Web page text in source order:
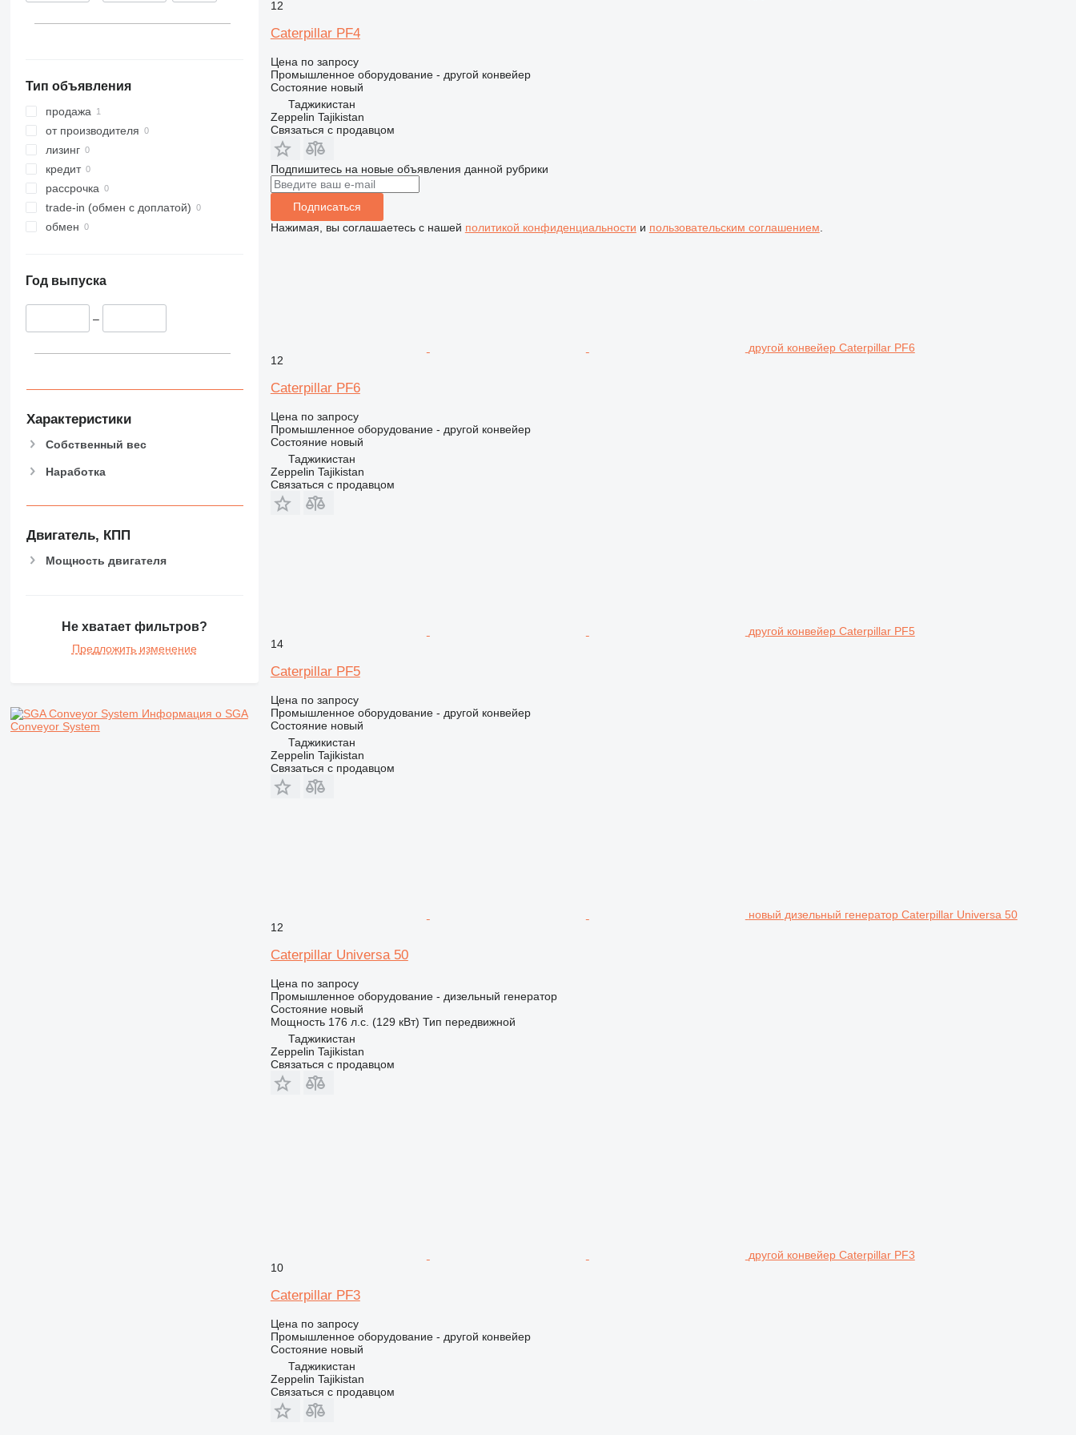
Тип объявления
продажа
от производителя
лизинг
кредит
рассрочка
trade-in (обмен с доплатой)
обмен
Год выпуска
–
Характеристики
Собственный вес
Наработка
Двигатель, КПП
Мощность двигателя
Не хватает фильтров?
Предложить изменение
Информация о SGA
Conveyor System
12
Caterpillar PF4
Цена по запросу
Промышленное оборудование - другой конвейер
Состояниеновый
Таджикистан
Zeppelin Tajikistan
Связаться с продавцом
Подпишитесь на новые объявления данной рубрики
Подписаться
Нажимая, вы соглашаетесь с нашей политикой конфиденциальности и пользовательским соглашением
другой конвейер Caterpillar PF6
12
Caterpillar PF6
Цена по запросу
Промышленное оборудование - другой конвейер
Состояниеновый
Таджикистан
Zeppelin Tajikistan
Связаться с продавцом
другой конвейер Caterpillar PF5
14
Caterpillar PF5
Цена по запросу
Промышленное оборудование - другой конвейер
Состояниеновый
Таджикистан
Zeppelin Tajikistan
Связаться с продавцом
новый дизельный генератор Caterpillar Universa 50
12
Caterpillar Universa 50
Цена по запросу
Промышленное оборудование - дизельный генератор
Состояниеновый
Мощность 176 л.с. (129 кВт) Тип передвижной
Таджикистан
Zeppelin Tajikistan
Связаться с продавцом
другой конвейер Caterpillar PF3
10
Caterpillar PF3
Цена по запросу
Промышленное оборудование - другой конвейер
Состояниеновый
Таджикистан
Zeppelin Tajikistan
Связаться с продавцом